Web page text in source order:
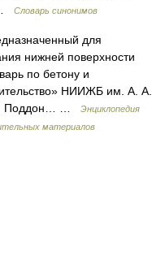
Словарь синонимов
для
нижней поверхности
по бетону и
НИИЖБ им. А. А.
Поддон… …
Энциклопедия
материалов